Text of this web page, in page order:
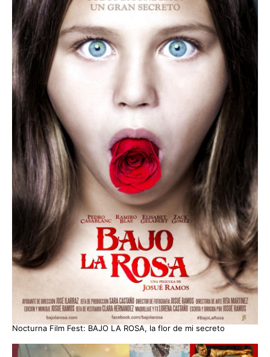
Nocturna Film Fest: BAJO LA ROSA, la flor de mi secreto